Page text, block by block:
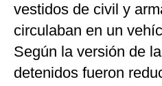
vestidos de civil y
circulaban en un
Según la versión de
detenidos fueron